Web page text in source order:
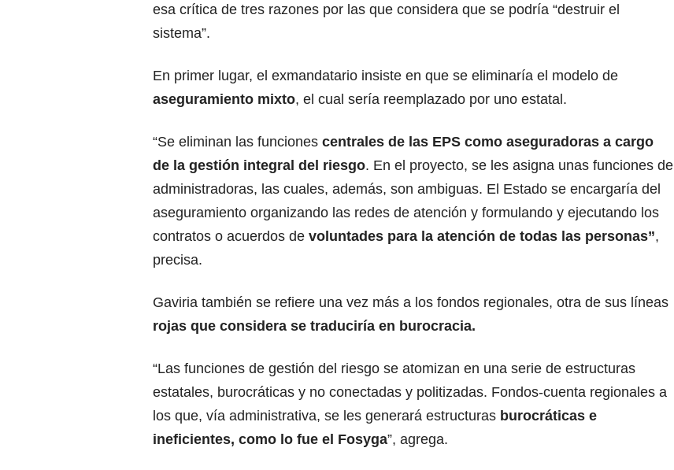
esa crítica de tres razones por las que considera que se podría “destruir el
sistema”.
En primer lugar, el exmandatario insiste en que se eliminaría el modelo de
aseguramiento mixto, el cual sería reemplazado por uno estatal.
“Se eliminan las funciones centrales de las EPS como aseguradoras a cargo
de la gestión integral del riesgo. En el proyecto, se les asigna unas funciones de
administradoras, las cuales, además, son ambiguas. El Estado se encargaría del
aseguramiento organizando las redes de atención y formulando y ejecutando los
contratos o acuerdos de voluntades para la atención de todas las personas”,
precisa.
Gaviria también se refiere una vez más a los fondos regionales, otra de sus líneas
rojas que considera se traduciría en burocracia.
“Las funciones de gestión del riesgo se atomizan en una serie de estructuras
estatales, burocráticas y no conectadas y politizadas. Fondos-cuenta regionales a
los que, vía administrativa, se les generará estructuras burocráticas e
ineficientes, como lo fue el Fosyga”, agrega.